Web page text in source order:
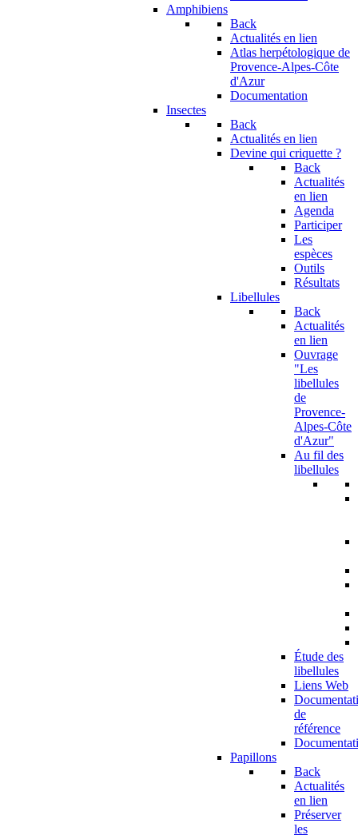
Amphibiens
Back
Actualités en lien
Atlas herpétologique de
Provence-Alpes-Côte
d'Azur
Documentation
Insectes
Back
Actualités en lien
Devine qui criquette ?
Back
Actualités
en lien
Agenda
Participer
Les
espèces
Outils
Résultats
Libellules
Back
Actualités
en lien
Ouvrage
"Les
libellules
de
Provence-
Alpes-Côte
d'Azur"
Au fil des
libellules
Étude des
libellules
Liens Web
de
référence
Papillons
Back
Actualités
en lien
Préserver
les